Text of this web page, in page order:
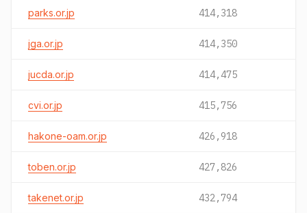
parks.or.jp 414,318
jga.or.jp 414,350
jucda.or.jp 414,475
cvi.or.jp 415,756
hakone-oam.or.jp 426,918
toben.or.jp 427,826
takenet.or.jp 432,794